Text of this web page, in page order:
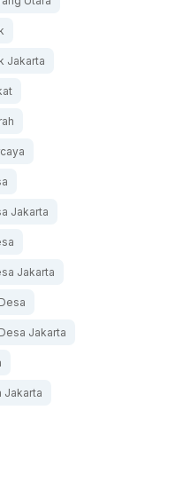
Jakarta
Jakarta
Jakarta
Jakarta
Jakarta